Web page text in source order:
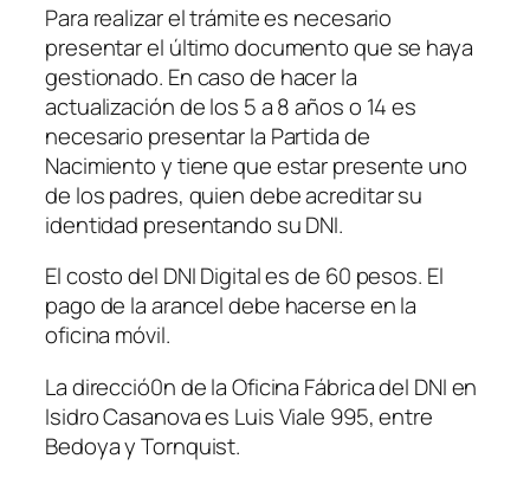
Para realizar el trámite es necesario
presentar el último documento que se haya
gestionado. En caso de hacer la
actualización de los 5 a 8 años o 14 es
necesario presentar la Partida de
Nacimiento y tiene que estar presente uno
de los padres, quien debe acreditar su
identidad presentando su DNI.
El costo del DNI Digital es de 60 pesos. El
pago de la arancel debe hacerse en la
oficina móvil.
La direcció0n de la Oficina Fábrica del DNI en
Isidro Casanova es Luis Viale 995, entre
Bedoya y Tornquist.